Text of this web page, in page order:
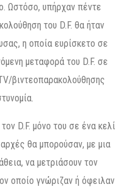
Ωστόσο, υπήρχαν πέντε
του D.F. θα ήταν
η οποία ευρίσκετο σε
μεταφορά του D.F. σε
βιντεοπαρακολούθησης
D.F. μόνο του σε ένα κελί
θα μπορούσαν, με μια
να μετριάσουν τον
οποίο γνώριζαν ή όφειλαν